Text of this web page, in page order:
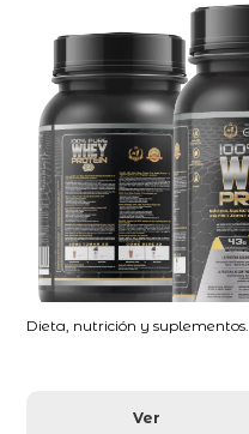
Dieta, nutrición y suplementos...
Ver